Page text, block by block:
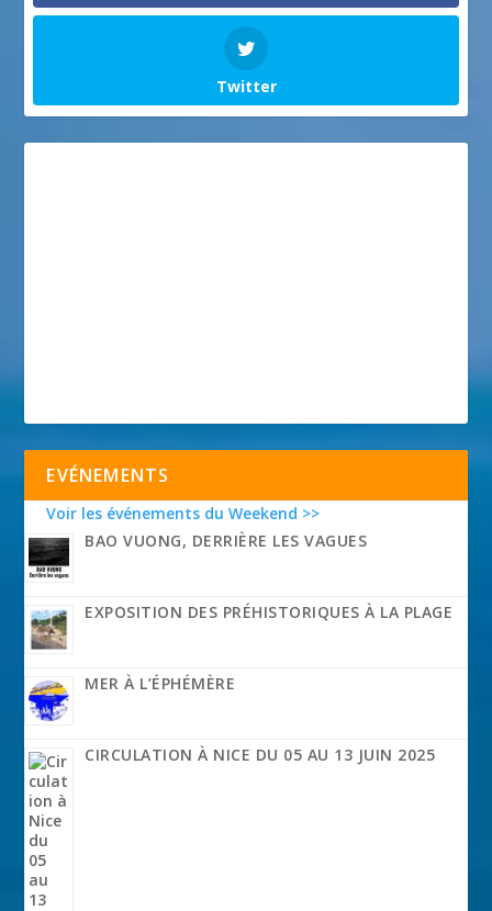
Twitter
EVÉNEMENTS
Voir les événements du Weekend >>
BAO VUONG, DERRIÈRE LES VAGUES
EXPOSITION DES PRÉHISTORIQUES À LA PLAGE
MER À L’ÉPHÉMÈRE
CIRCULATION À NICE DU 05 AU 13 JUIN 2025